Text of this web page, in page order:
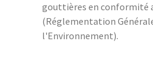
gouttières en conformité
(Réglementation
l'Environnement).